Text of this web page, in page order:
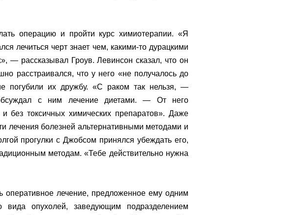
операцию и пройти курс химиотерапии. «Я
лечиться черт знает чем, какими-то дурацкими
— рассказывал Гроув. Левинсон сказал, что он
расстраивался, что у него «не получалось до
погубили их дружбу. «С раком так нельзя, —
с ним лечение диетами. — От него
без токсичных химических препаратов». Даже
лечения болезней альтернативными методами и
прогулки с Джобсом принялся убеждать его,
методам. «Тебе действительно нужна
лечение, предложенное ему одним
опухолей, заведующим подразделением